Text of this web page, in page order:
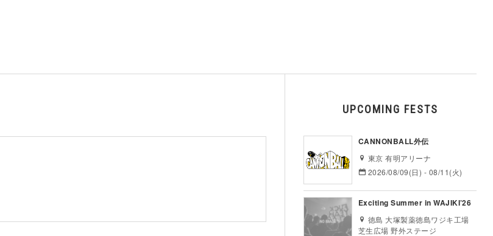
UPCOMING FESTS
CANNONBALL外伝
東京 有明アリーナ
2026/08/09(日) - 08/11(火)
Exciting Summer in WAJIKI’26
徳島 大塚製薬徳島ワジキ工場
芝生広場 野外ステージ